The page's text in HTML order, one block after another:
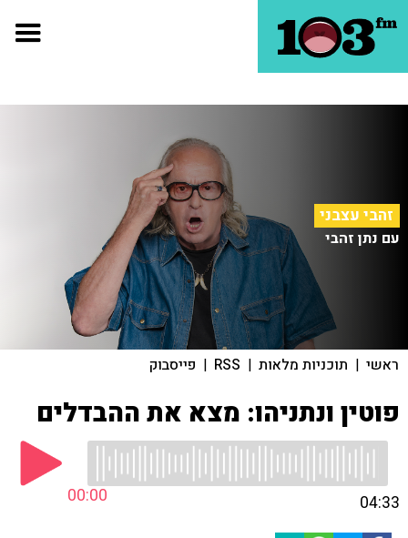
זהבי עצבני
עם נתן זהבי
ראשי | תוכניות מלאות |
RSS
| פייסבוק
פוטין ונתניהו: מצא את ההבדלים
00:00 04:33